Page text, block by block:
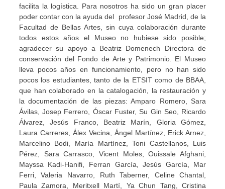
facilita la logística. Para nosotros ha sido un gran placer
poder contar con la ayuda del profesor José Madrid, de la
Facultad de Bellas Artes, sin cuya colaboración durante
todos estos años el Museo no hubiese sido posible;
agradecer su apoyo a Beatriz Domenech Directora de
conservación del Fondo de Arte y Patrimonio. El Museo
lleva pocos años en funcionamiento, pero no han sido
pocos los estudiantes, tanto de la ETSIT como de BBAA,
que han colaborado en la catalogación, la restauración y
la documentación de las piezas: Amparo Romero, Sara
Ávilas, Josep Ferrero, Óscar Fuster, Su Gin Seo, Ricardo
Álvarez, Jesús Franco, Beatriz Marín, Gloria Gómez,
Laura Carreres, Álex Vecina, Ángel Martínez, Erick Arnez,
Marcelino Bodi, María Martínez, Toni Castellanos, Luis
Pérez, Sara Carrasco, Vicent Moles, Ouissale Afghani,
Mayssa Kadi-Hanifi, Ferran García, Jesús García, Mar
Ferri, Valeria Navarro, Ruth Taberner, Celine Chantal,
Paula Zamora, Meritxell Martí, Ya Chun Tang, Cristina